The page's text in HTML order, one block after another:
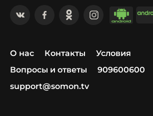
О нас Контакты
Условия
Вопросы и ответы
909600600
support@somon.tv